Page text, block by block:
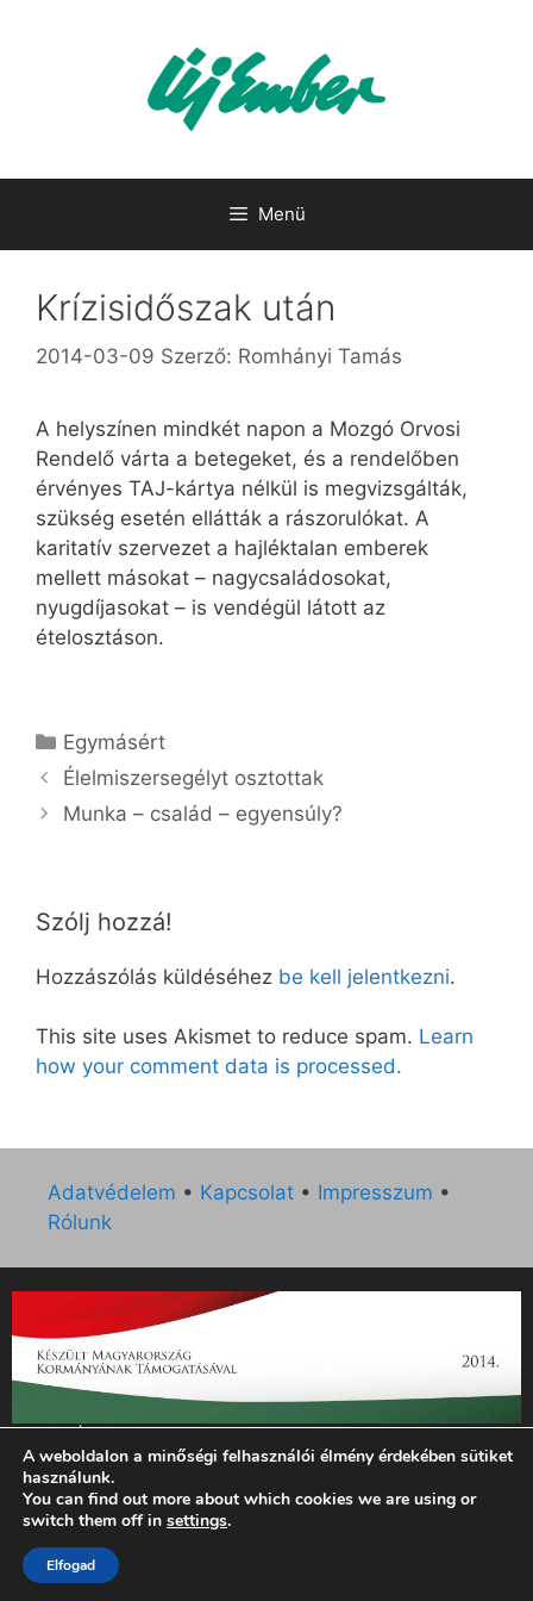
Menü
Krízisidőszak után
2014-03-09 Szerző: Romhányi Tamás
A helyszínen mindkét napon a Mozgó Orvosi
Rendelő várta a betegeket, és a rendelőben
érvényes TAJ-kártya nélkül is megvizsgálták,
szükség esetén ellátták a rászorulókat. A
karitatív szervezet a hajléktalan emberek
mellett másokat – nagycsaládosokat,
nyugdíjasokat – is vendégül látott az
ételosztáson.
Kategória
Egymásért
Élelmiszersegélyt osztottak
Munka – család – egyensúly?
Szólj hozzá!
Hozzászólás küldéséhez be kell jelentkezni.
This site uses Akismet to reduce spam. Learn
how your comment data is processed.
Adatvédelem • Kapcsolat • Impresszum •
Rólunk
„Az Új Ember katolikus hetilap 2014. évi működésének
támogatását az EGYH-KCP-14-P-0121 sz. támogatási
szerződés keretében 3 000 000 Ft összegben támogatta az
Emberi Erőforrások Minisztériuma.”
© 2026 Magyar Kurír - Új Ember
A weboldalon a minőségi felhasználói élmény érdekében sütiket
használunk.
You can find out more about which cookies we are using or
switch them off in settings.
Elfogad